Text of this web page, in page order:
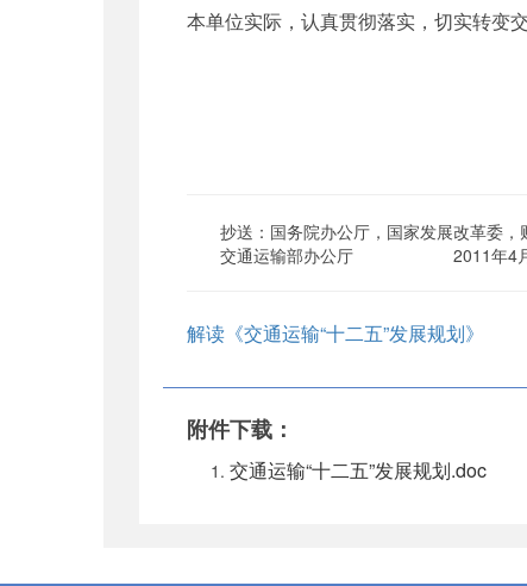
本单位实际，认真贯彻落实，切实转变
抄送：国务院办公厅，国家发展改革委，
交通运输部办公厅 2011年4月
解读《交通运输“十二五”发展规划》
附件下载：
交通运输“十二五”发展规划.doc